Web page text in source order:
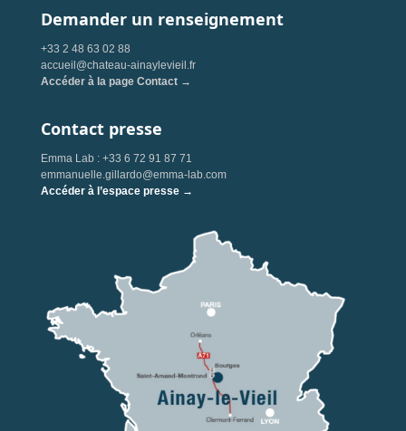
Demander un renseignement
+33 2 48 63 02 88
accueil@chateau-ainaylevieil.fr
Accéder à la page Contact →
Contact presse
Emma Lab : +33 6 72 91 87 71
emmanuelle.gillardo@emma-lab.com
Accéder à l’espace presse →